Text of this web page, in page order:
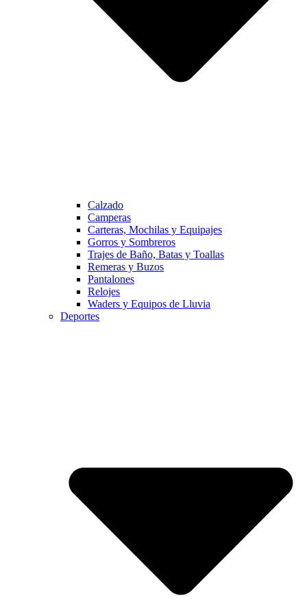
Calzado
Camperas
Carteras, Mochilas y Equipajes
Gorros y Sombreros
Trajes de Baño, Batas y Toallas
Remeras y Buzos
Pantalones
Relojes
Waders y Equipos de Lluvia
Deportes